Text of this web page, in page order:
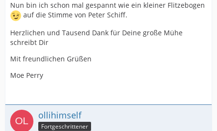
Nun bin ich schon mal gespannt wie ein kleiner Flitzebogen
auf die Stimme von Peter Schiff.
Herzlichen und Tausend Dank für Deine große Mühe
schreibt Dir
Mit freundlichen Grüßen
Moe Perry
ollihimself
Fortgeschrittener